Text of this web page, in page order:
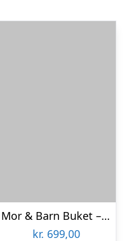
Mor & Barn Buket – Grøn/hvid
kr. 699,00